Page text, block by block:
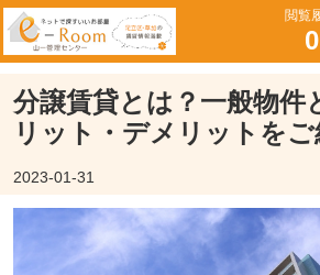
閲覧
0
分譲賃貸とは？一般物件
リット・デメリットをご
2023-01-31